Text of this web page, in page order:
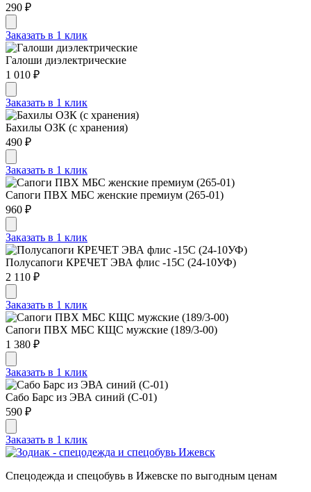
290 ₽
Заказать в 1 клик
Галоши диэлектрические
1 010 ₽
Заказать в 1 клик
Бахилы ОЗК (с хранения)
490 ₽
Заказать в 1 клик
Сапоги ПВХ МБС женские премиум (265-01)
960 ₽
Заказать в 1 клик
Полусапоги КРЕЧЕТ ЭВА флис -15С (24-10УФ)
2 110 ₽
Заказать в 1 клик
Сапоги ПВХ МБС КЩС мужские (189/3-00)
1 380 ₽
Заказать в 1 клик
Сабо Барс из ЭВА синий (С-01)
590 ₽
Заказать в 1 клик
Спецодежда и спецобувь в Ижевске по выгодным ценам